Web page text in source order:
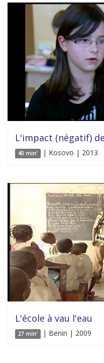
L'impact (négatif)
40 min' | Kosovo | 2013
L'école à vau l'eau
27 min' | Benin | 2009